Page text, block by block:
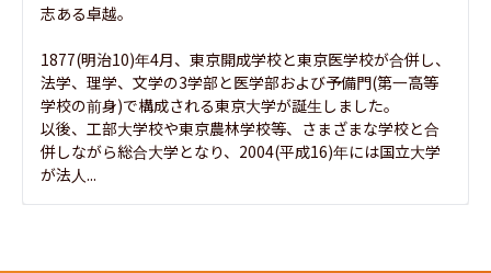
志ある卓越。
1877(明治10)年4月、東京開成学校と東京医学校が合併し、
法学、理学、文学の3学部と医学部および予備門(第一高等
学校の前身)で構成される東京大学が誕生しました。
以後、工部大学校や東京農林学校等、さまざまな学校と合
併しながら総合大学となり、2004(平成16)年には国立大学
が法人...